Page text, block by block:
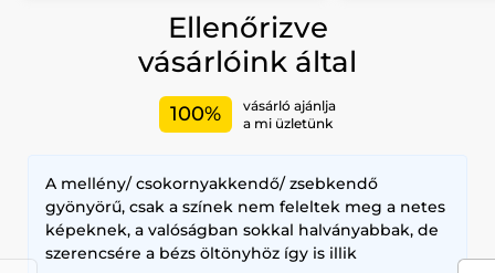
Ellenőrizve
vásárlóink által
100%
vásárló ajánlja
a mi üzletünk
A mellény/ csokornyakkendő/ zsebkendő
gyönyörű, csak a színek nem feleltek meg a netes
képeknek, a valóságban sokkal halványabbak, de
szerencsére a bézs öltönyhöz így is illik